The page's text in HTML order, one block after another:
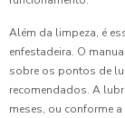
Além da limpeza, é
enfestadeira. O
sobre os pontos de
recomendados. A
meses, ou conforme